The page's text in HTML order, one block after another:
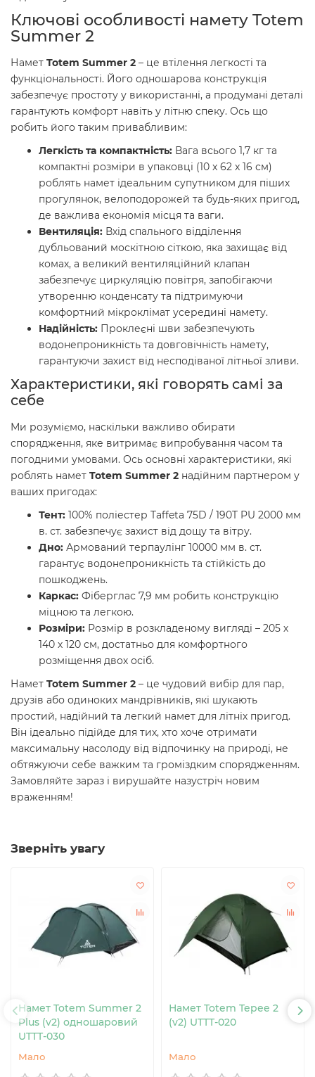
Ключові особливості намету Totem
Summer 2
Намет Totem Summer 2 – це втілення легкості та
функціональності. Його одношарова конструкція
забезпечує простоту у використанні, а продумані деталі
гарантують комфорт навіть у літню спеку. Ось що
робить його таким привабливим:
Легкість та компактність: Вага всього 1,7 кг та
компактні розміри в упаковці (10 x 62 x 16 см)
роблять намет ідеальним супутником для піших
прогулянок, велоподорожей та будь-яких пригод,
де важлива економія місця та ваги.
Вентиляція: Вхід спального відділення
дубльований москітною сіткою, яка захищає від
комах, а великий вентиляційний клапан
забезпечує циркуляцію повітря, запобігаючи
утворенню конденсату та підтримуючи
комфортний мікроклімат усередині намету.
Надійність: Проклеєні шви забезпечують
водонепроникність та довговічність намету,
гарантуючи захист від несподіваної літньої зливи.
Характеристики, які говорять самі за
себе
Ми розуміємо, наскільки важливо обирати
спорядження, яке витримає випробування часом та
погодними умовами. Ось основні характеристики, які
роблять намет Totem Summer 2 надійним партнером у
ваших пригодах:
Тент: 100% поліестер Taffeta 75D / 190T PU 2000 мм
в. ст. забезпечує захист від дощу та вітру.
Дно: Армований терпаулінг 10000 мм в. ст.
гарантує водонепроникність та стійкість до
пошкоджень.
Каркас: Фіберглас 7,9 мм робить конструкцію
міцною та легкою.
Розміри: Розмір в розкладеному вигляді – 205 х
140 х 120 см, достатньо для комфортного
розміщення двох осіб.
Намет Totem Summer 2 – це чудовий вибір для пар,
друзів або одиноких мандрівників, які шукають
простий, надійний та легкий намет для літніх пригод.
Він ідеально підійде для тих, хто хоче отримати
максимальну насолоду від відпочинку на природі, не
обтяжуючи себе важким та громіздким спорядженням.
Замовляйте зараз і вирушайте назустріч новим
враженням!
Зверніть увагу
Намет Totem Summer 2
Plus (v2) одношаровий
UTTT-030
Мало
Намет Totem Tepee 2
(v2) UTTT-020
Мало